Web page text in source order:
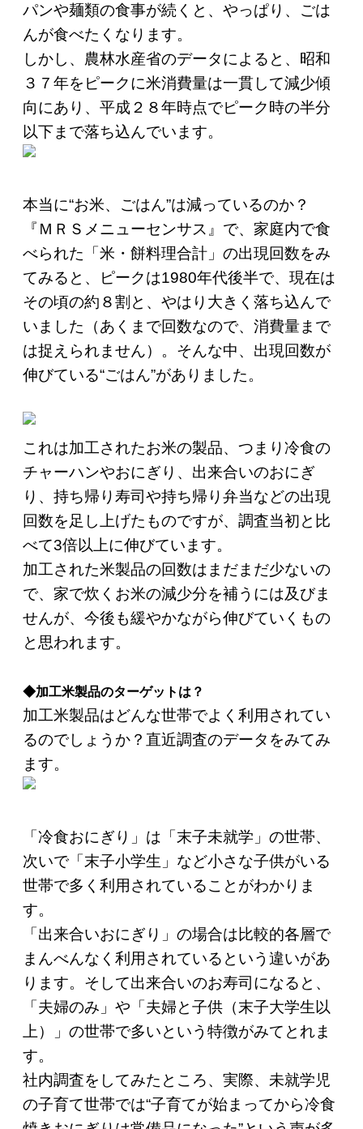
パンや麺類の食事が続くと、やっぱり、ごは
んが食べたくなります。
しかし、農林水産省のデータによると、昭和
３７年をピークに米消費量は一貫して減少傾
向にあり、平成２８年時点でピーク時の半分
以下まで落ち込んでいます。
本当に“お米、ごはん”は減っているのか？
『ＭＲＳメニューセンサス』で、家庭内で食
べられた「米・餅料理合計」の出現回数をみ
てみると、ピークは1980年代後半で、現在は
その頃の約８割と、やはり大きく落ち込んで
いました（あくまで回数なので、消費量まで
は捉えられません）。そんな中、出現回数が
伸びている“ごはん”がありました。
これは加工されたお米の製品、つまり冷食の
チャーハンやおにぎり、出来合いのおにぎ
り、持ち帰り寿司や持ち帰り弁当などの出現
回数を足し上げたものですが、調査当初と比
べて3倍以上に伸びています。
加工された米製品の回数はまだまだ少ないの
で、家で炊くお米の減少分を補うには及びま
せんが、今後も緩やかながら伸びていくもの
と思われます。
◆加工米製品のターゲットは？
加工米製品はどんな世帯でよく利用されてい
るのでしょうか？直近調査のデータをみてみ
ます。
「冷食おにぎり」は「末子未就学」の世帯、
次いで「末子小学生」など小さな子供がいる
世帯で多く利用されていることがわかりま
す。
「出来合いおにぎり」の場合は比較的各層で
まんべんなく利用されているという違いがあ
ります。そして出来合いのお寿司になると、
「夫婦のみ」や「夫婦と子供（末子大学生以
上）」の世帯で多いという特徴がみてとれま
す。
社内調査をしてみたところ、実際、未就学児
の子育て世帯では“子育てが始まってから冷食